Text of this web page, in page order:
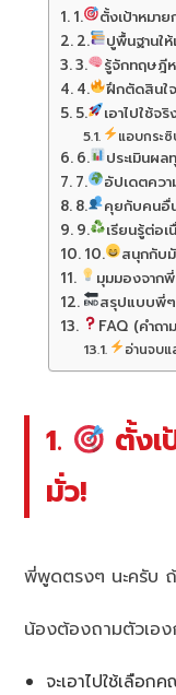
1.
ตั้งเป้าหมา
2.
ปูพื้นฐานใ
3.
รู้จักทฤษฎี
4.
ฝึกตัดสินใ
5.
เอาไปใช้จ
แอบกระ
6.
ประเมินผ
7.
อัปเดตคว
8.
คุยกับคนอื่
9.
เรียนรู้ต่อ
10.
สนุกกับมั
มุมมองจาก
สรุปแบบพี่ๆ
FAQ (คำถ
อ่านจบแ
1.
ตั้งเ
มั่ว!
พี่พูดตรงๆ นะครับ ถ้
น้องต้องถามตัวเอ
จะเอาไปใช้เลือกค